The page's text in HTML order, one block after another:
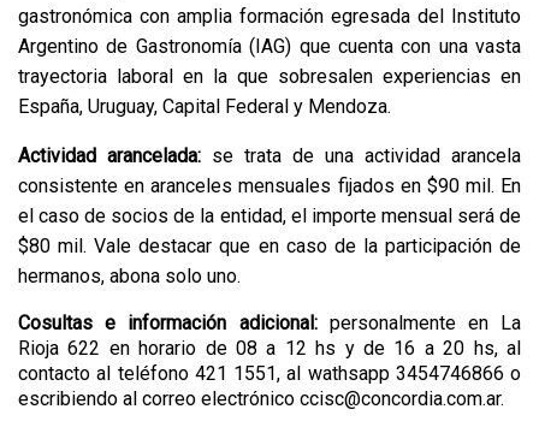
gastronómica con amplia formación egresada del Instituto
Argentino de Gastronomía (IAG) que cuenta con una vasta
trayectoria laboral en la que sobresalen experiencias en
España, Uruguay, Capital Federal y Mendoza.
Actividad arancelada: se trata de una actividad arancela
consistente en aranceles mensuales fijados en $90 mil. En
el caso de socios de la entidad, el importe mensual será de
$80 mil. Vale destacar que en caso de la participación de
hermanos, abona solo uno.
Cosultas e información adicional:personalmente en La
Rioja 622 en horario de 08 a 12 hs y de 16 a 20 hs, al
contacto al teléfono 421 1551, al wathsapp 3454746866 o
escribiendo al correo electrónico ccisc@concordia.com.ar.